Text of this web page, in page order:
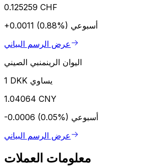
0.125259 CHF
+0.0011 (0.88%) أسبوعي
عرض الرسم البياني
اليوان الرينمنبي الصيني
1 DKK يساوي
1.04064 CNY
-0.0006 (0.05%) أسبوعي
عرض الرسم البياني
معلومات العملات